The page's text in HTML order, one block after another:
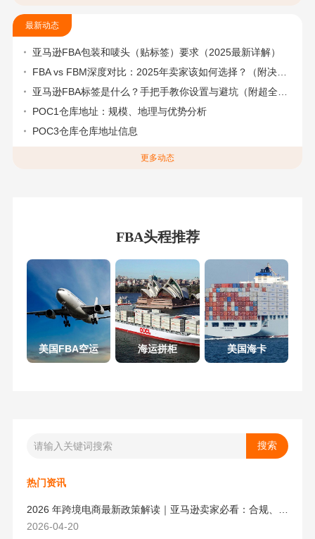
最新动态
亚马逊FBA包装和唛头（贴标签）要求（2025最新详解）
FBA vs FBM深度对比：2025年卖家该如何选择？（附决策流程图）
亚马逊FBA标签是什么？手把手教你设置与避坑（附超全指南）
POC1仓库地址：规模、地理与优势分析
POC3仓库仓库地址信息
更多动态
FBA头程推荐
美国FBA空运 海运拼柜 美国海卡
热门资讯
2026 年跨境电商最新政策解读｜亚马逊卖家必看：合规、成本与物流新机遇
2026-04-20